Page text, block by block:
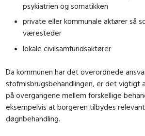
psykiatrien og somatikken
private eller kommunale aktører så
væresteder
lokale civilsamfundsaktører
Da kommunen har det overordnede
stofmisbrugsbehandlingen, er det
på overgangene mellem forskellige
eksempelvis at borgeren tilbydes
døgnbehandling.